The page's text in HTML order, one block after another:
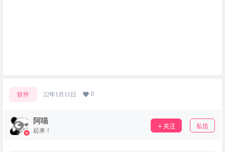
软件 22年1月11日 0
阿喵
起来！
关注 私信